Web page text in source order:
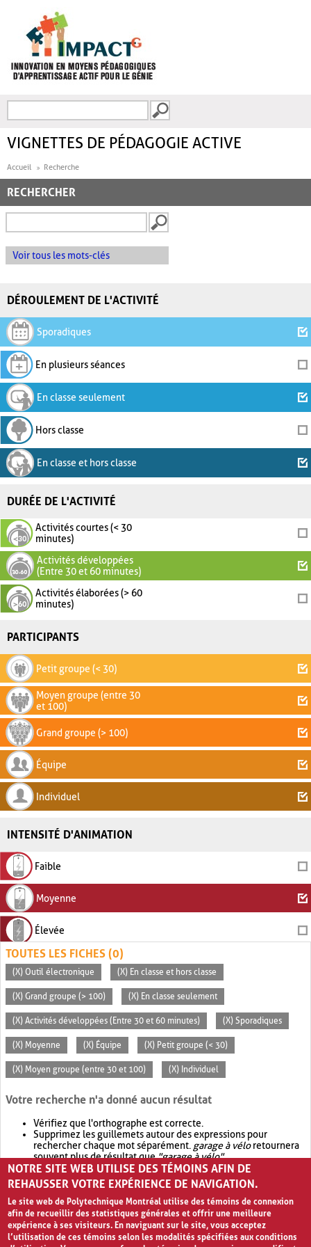
FORMULAIRE DE
VIGNETTES DE PÉDAGOGIE ACTIVE
Accueil Recherche
RECHERCHER
Voir tous les mots-clés
DÉROULEMENT DE L'ACTIVITÉ
Sporadiques
En plusieurs séances
En classe seulement
Hors classe
En classe et hors classe
DURÉE DE L'ACTIVITÉ
Activités courtes (< 30
minutes)
Activités développées
(Entre 30 et 60 minutes)
Activités élaborées (> 60
minutes)
PARTICIPANTS
Petit groupe (< 30)
Moyen groupe (entre 30
et 100)
Grand groupe (> 100)
Équipe
Individuel
INTENSITÉ D'ANIMATION
Faible
Moyenne
Élevée
TOUTES LES FICHES (0)
(X) Outil électronique (X) En classe et hors classe
(X) Grand groupe (> 100) (X) En classe seulement
(X) Activités développées (Entre 30 et 60 minutes) (X) Sporadiques
(X) Moyenne (X) Équipe (X) Petit groupe (< 30)
(X) Moyen groupe (entre 30 et 100) (X) Individuel
Votre recherche n'a donné aucun résultat
Vérifiez que l'orthographe est correcte.
Supprimez les guillemets autour des expressions pour
rechercher chaque mot séparément. garage à véloretournera
souvent plus de résultat que"garage à vélo".
Envisagez d'élargir votre recherche avec OR.garage OR vélo
retournera souvent plus de résultat quegarage à vélo
NOTRE SITE WEB UTILISE DES TÉMOINS AFIN DE
REHAUSSER VOTRE EXPÉRIENCE DE NAVIGATION.
Le site web de Polytechnique Montréal utilise des témoins de connexion
afin de recueillir des statistiques générales et offrir une meilleure
expérience à ses visiteurs. En naviguant sur le site, vous acceptez
l’utilisation de ces témoins selon les modalités spécifiées aux conditions